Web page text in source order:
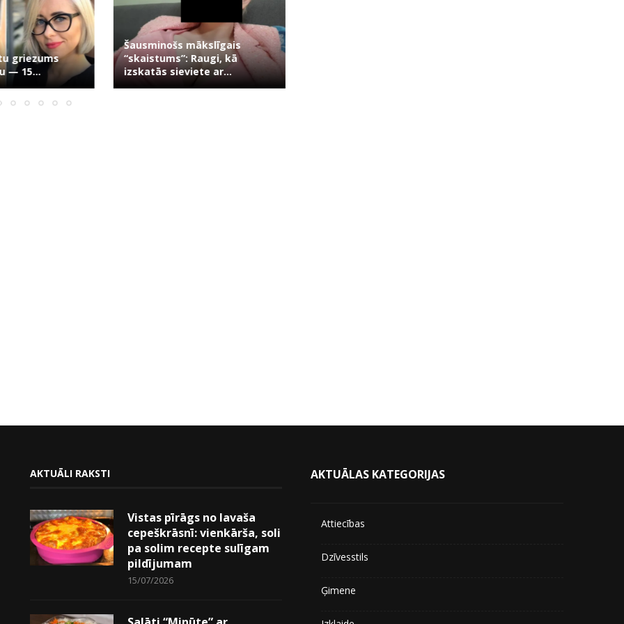
mākslīgais
Raugi, kā
ar...
Meitenes no PSRS vai
Meitenes šodien: kura ir...
AKTUĀLI RAKSTI
Vistas pīrāgs no lavaša
cepeškrāsnī: vienkārša, soli
pa solim recepte sulīgam
pildījumam
15/07/2026
AKTUĀLAS KATEGORIJAS
Attiecības
Dzīvesstils
Ģimene